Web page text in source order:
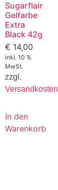
Sugarflair
Gelfarbe
Extra
Black 42g
€ 14,00
inkl. 10 %
MwSt.
zzgl.
Versandkosten
In den
Warenkorb